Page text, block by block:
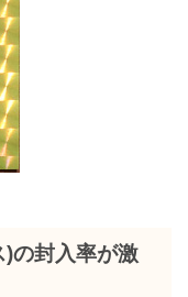
)の封入率が激